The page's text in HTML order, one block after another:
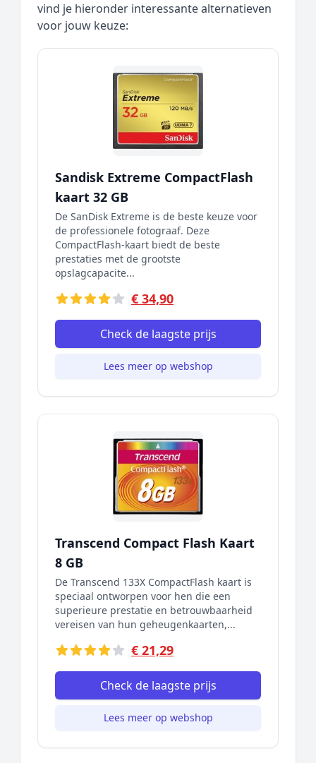
vind je hieronder interessante alternatieven
voor jouw keuze:
Sandisk Extreme CompactFlash
kaart 32 GB
De SanDisk Extreme is de beste keuze voor
de professionele fotograaf. Deze
CompactFlash-kaart biedt de beste
prestaties met de grootste
opslagcapacite...
€ 34,90
Check de laagste prijs
Lees meer op webshop
Transcend Compact Flash Kaart
8 GB
De Transcend 133X CompactFlash kaart is
speciaal ontworpen voor hen die een
superieure prestatie en betrouwbaarheid
vereisen van hun geheugenkaarten,...
€ 21,29
Check de laagste prijs
Lees meer op webshop